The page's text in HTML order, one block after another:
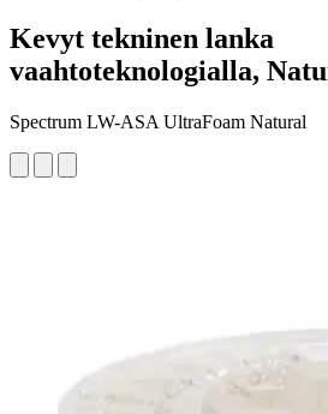
Kevyt tekninen lanka
vaahtoteknologialla,
Spectrum LW-ASA UltraFoam Natural